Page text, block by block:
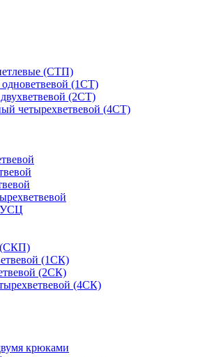
(СТП)
(1СТ)
(2СТ)
четырехветвевой (4СТ)
УСЦ
(СКП)
(1СК)
(2СК)
(4СК)
крюками